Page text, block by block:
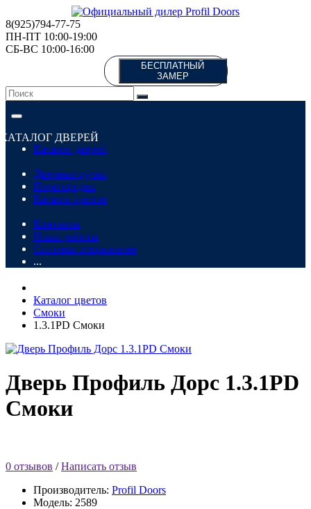
8(925)794-77-75
ПН-ПТ 10:00-19:00
СБ-ВС 10:00-16:00
БЕСПЛАТНЫЙ
ЗАМЕР
КАТАЛОГ ДВЕРЕЙ
Каталог дверей
Дверные ручки
Перегородки
Каталог цветов
Контакты
Наши работы
Системы открывания
...
Каталог цветов
Смоки
1.3.1PD Смоки
Дверь Профиль Дорс 1.3.1PD
Смоки
0 отзывов /Написать отзыв
Производитель: Profil Doors
Модель: 2589